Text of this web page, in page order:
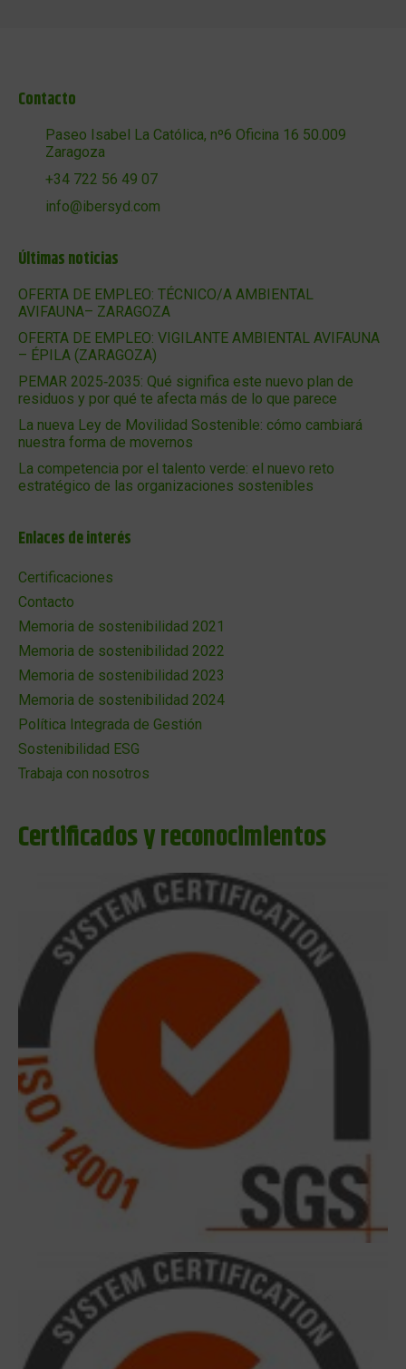
Contacto
Paseo Isabel La Católica, nº6 Oficina 16 50.009
Zaragoza
+34 722 56 49 07
info@ibersyd.com
Últimas noticias
OFERTA DE EMPLEO: TÉCNICO/A AMBIENTAL
AVIFAUNA– ZARAGOZA
OFERTA DE EMPLEO: VIGILANTE AMBIENTAL AVIFAUNA
– ÉPILA (ZARAGOZA)
PEMAR 2025‑2035: Qué significa este nuevo plan de
residuos y por qué te afecta más de lo que parece
La nueva Ley de Movilidad Sostenible: cómo cambiará
nuestra forma de movernos
La competencia por el talento verde: el nuevo reto
estratégico de las organizaciones sostenibles
Enlaces de interés
Certificaciones
Contacto
Memoria de sostenibilidad 2021
Memoria de sostenibilidad 2022
Memoria de sostenibilidad 2023
Memoria de sostenibilidad 2024
Política Integrada de Gestión
Sostenibilidad ESG
Trabaja con nosotros
Certificados y reconocimientos